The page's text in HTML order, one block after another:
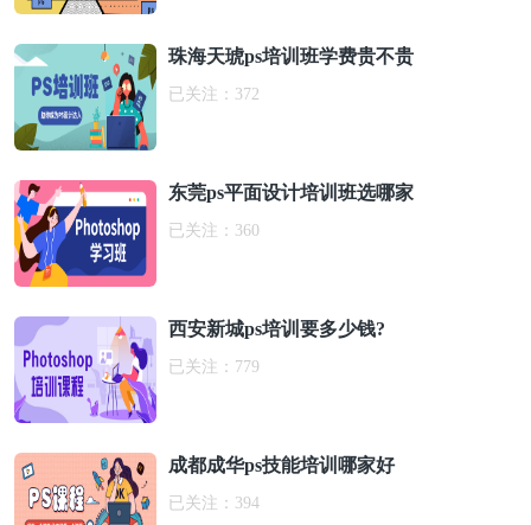
珠海天琥ps培训班学费贵不贵
已关注： 372
东莞ps平面设计培训班选哪家
已关注： 360
西安新城ps培训要多少钱?
已关注： 779
成都成华ps技能培训哪家好
已关注： 394